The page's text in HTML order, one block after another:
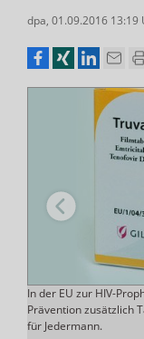
dpa, 01.09.2016 13:19
In der EU zur HIV-
Prävention zusätzlich
für Jedermann.